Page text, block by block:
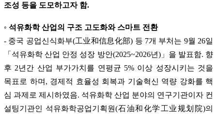
조성 등을 도모하고자 함.
◦ 석유화학 산업의 구조 고도화와 스마트 전환
- 중국 공업신식화부(工业和信息化部) 등 7개 부처는 9월 26일
「석유화학 산업 안정 성장 방안(2025~2026년)」을 발표함. 향
후 2년간 산업 부가가치를 연평균 5% 이상 성장시키는 것을
목표로 하며, 경제적 효율성 회복과 기술혁신 역량 강화를 핵
심 과제로 제시하였음. 석유화학 산업 분야의 연구기관이자 컨
설팅기관인 석유화학공업기획원(石油和化学工业规划院)의